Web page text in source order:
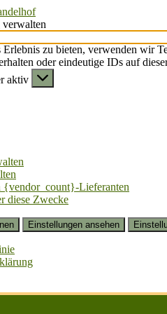
zu bieten, verwenden wir
oder eindeutige IDs auf
aktiv
{vendor_count}-Lieferanten
diese Zwecke
Einstellungen ansehen